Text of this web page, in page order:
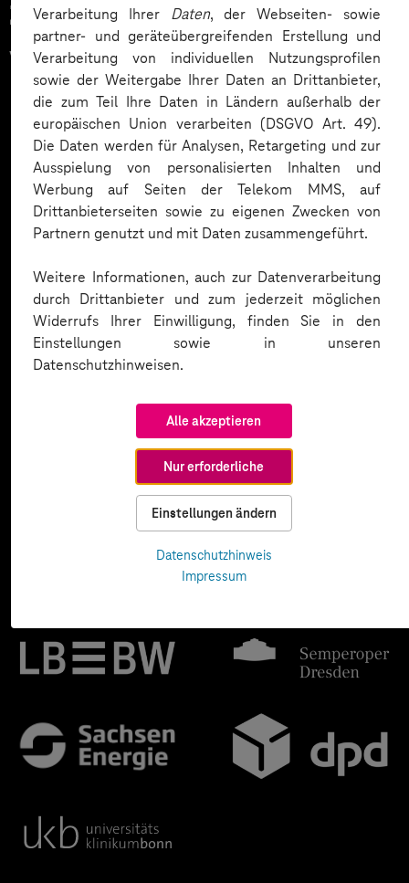
Verarbeitung Ihrer Daten, der Webseiten- sowie
partner- und geräteübergreifenden Erstellung und
Verarbeitung von individuellen Nutzungsprofilen
sowie der Weitergabe Ihrer Daten an Drittanbieter,
die zum Teil Ihre Daten in Ländern außerhalb der
europäischen Union verarbeiten (DSGVO Art. 49).
Die Daten werden für Analysen, Retargeting und zur
Ausspielung von personalisierten Inhalten und
Werbung auf Seiten der Telekom MMS, auf
Drittanbieterseiten sowie zu eigenen Zwecken von
Partnern genutzt und mit Daten zusammengeführt.
Weitere Informationen, auch zur Datenverarbeitung
durch Drittanbieter und zum jederzeit möglichen
Widerrufs Ihrer Einwilligung, finden Sie in den
Einstellungen sowie in unseren
Datenschutzhinweisen.
Alle akzeptieren
Nur erforderliche
Einstellungen ändern
Datenschutzhinweis
Impressum
Zahlreiche Unternehmen
vertrauen auf unsere
Expertise. Hier eine Auswahl: